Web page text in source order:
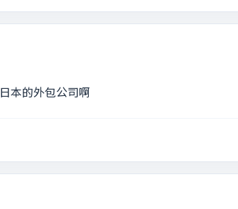
本的外包公司啊